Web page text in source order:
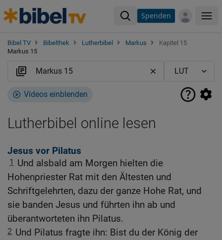
Spenden
Bibel TV Bibelthek Lutherbibel Markus
Kapitel 15
Markus 15
Videos einblenden
Lutherbibel online lesen
Jesus vor Pilatus
1
Und alsbald am Morgen hielten die
Hohenpriester Rat mit den Ältesten und
Schriftgelehrten, dazu der ganze Hohe Rat, und
sie banden Jesus und führten ihn ab und
überantworteten ihn Pilatus.
2 Und Pilatus fragte ihn: Bist du der König der